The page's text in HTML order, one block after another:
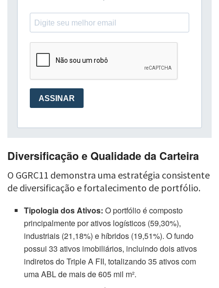
Diversificação e Qualidade da Carteira
O GGRC11 demonstra uma estratégia consistente
de diversificação e fortalecimento de portfólio.
Tipologia dos Ativos: O portfólio é composto
principalmente por ativos logísticos (59,30%),
industriais (21,18%) e híbridos (19,51%). O fundo
possui 33 ativos imobiliários, incluindo dois ativos
indiretos do Triple A FII, totalizando 35 ativos com
uma ABL de mais de 605 mil m².